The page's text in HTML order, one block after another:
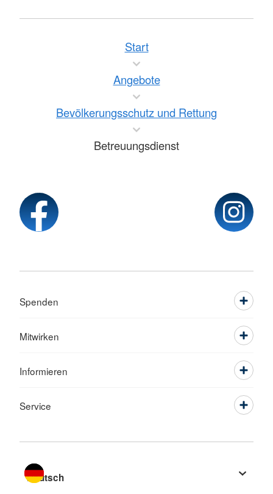
Start
Angebote
Bevölkerungsschutz und Rettung
Betreuungsdienst
Spenden
Mitwirken
Informieren
Service
Sprache wechseln zu